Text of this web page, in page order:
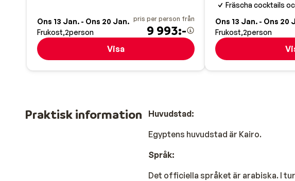
Ons 13 Jan. - Ons 20 Jan.
Frukost 2person
pris per person från
9 993:-
Visa
Fräscha cocktails
Ons 13 Jan. - Ons 20
Frukost 2person
Praktisk information
Huvudstad:
Egyptens huvudstad är Kairo.
Språk:
Det officiella språket är arabiska. I